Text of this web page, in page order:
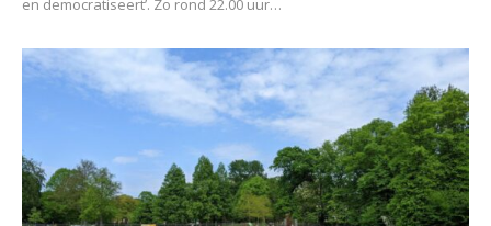
en democratiseert’. Zo rond 22.00 uur…